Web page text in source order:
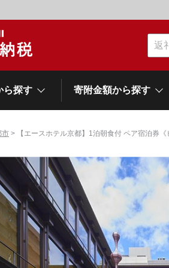
ら探す
肉類（牛）
くだもの
ドリンク
寝具
寄附金額から探す
～\10,000
\40,001～50,000
\500,001～1,000,000
北海道
網走市 池田町
白老町
弟子屈
登別市
平取町
広尾町
紋別市
別海町 利尻富
岩手県 雫石町
市 > 【エースホテル京都】1泊朝食付 ペア宿泊券